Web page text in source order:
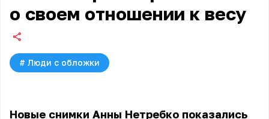
о своем отношении к весу
# Люди с обложки
Новые снимки Анны Нетребко показались